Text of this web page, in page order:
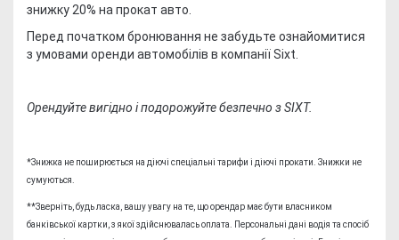
знижку 20% на прокат авто.
Перед початком бронювання не забудьте ознайомитися
з умовами оренди автомобілів в компанії Sixt.
Орендуйте вигідно і подорожуйте безпечно з SIXT.
*Знижка не поширюється на діючі спеціальні тарифи і діючі прокати. Знижки не
сумуються.
**Зверніть, будь ласка, вашу увагу на те, що орендар має бути власником
банківської картки, з якої здійснювалась оплата. Персональні дані водія та спосіб